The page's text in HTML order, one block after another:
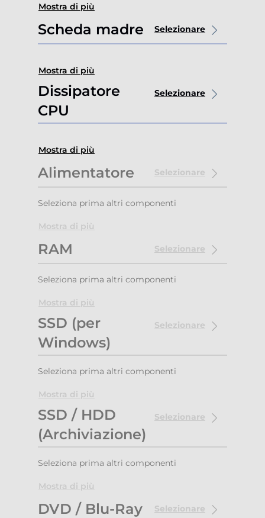
Mostra di più
Scheda madre Selezionare
Mostra di più
Dissipatore
CPU
Selezionare
Mostra di più
Alimentatore Selezionare
Seleziona prima altri componenti
Mostra di più
RAM Selezionare
Seleziona prima altri componenti
Mostra di più
SSD (per
Windows)
Selezionare
Seleziona prima altri componenti
Mostra di più
SSD / HDD
(Archiviazione)
Selezionare
Seleziona prima altri componenti
Mostra di più
DVD / Blu-Ray Selezionare